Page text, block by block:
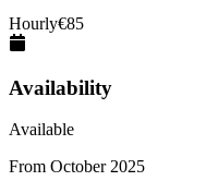
Hourly€85
Availability
Available
From October 2025